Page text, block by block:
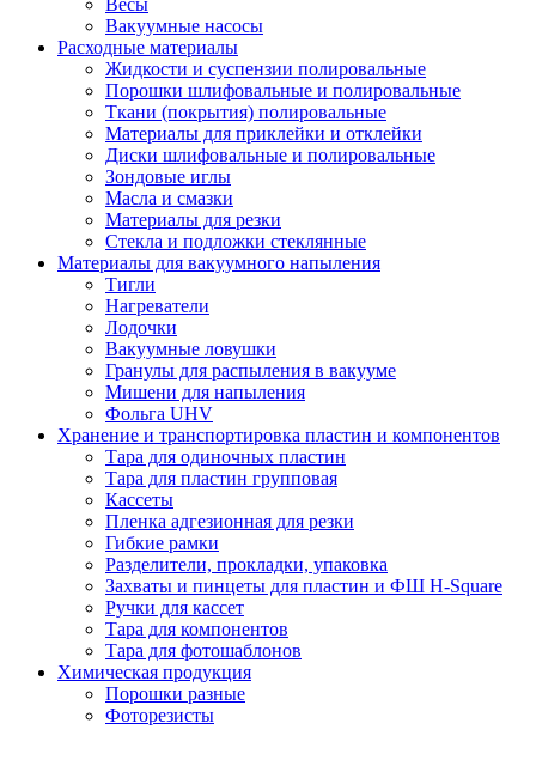
Вакуумные насосы
Расходные материалы
Жидкости и суспензии полировальные
Порошки шлифовальные и полировальные
Ткани (покрытия) полировальные
Материалы для приклейки и отклейки
Диски шлифовальные и полировальные
Зондовые иглы
Масла и смазки
Материалы для резки
Стекла и подложки стеклянные
Материалы для вакуумного напыления
Тигли
Нагреватели
Лодочки
Вакуумные ловушки
Гранулы для распыления в вакууме
Мишени для напыления
Фольга UHV
Хранение и транспортировка пластин и компонентов
Тара для одиночных пластин
Тара для пластин групповая
Кассеты
Пленка адгезионная для резки
Гибкие рамки
Разделители, прокладки, упаковка
Захваты и пинцеты для пластин и ФШ H-Square
Ручки для кассет
Тара для компонентов
Тара для фотошаблонов
Химическая продукция
Порошки разные
Фоторезисты